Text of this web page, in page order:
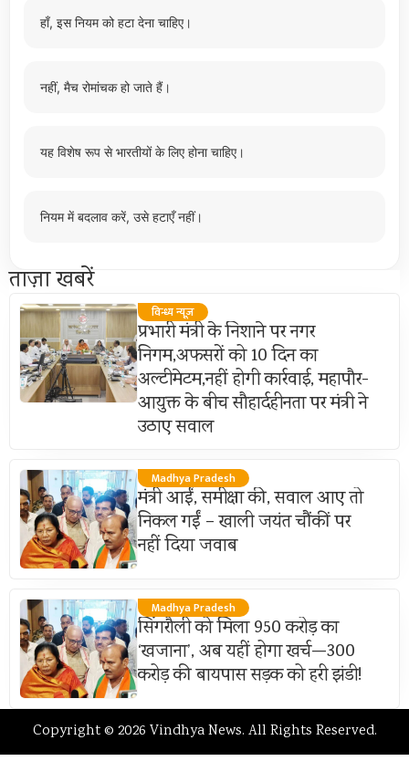
हाँ, इस नियम को हटा देना चाहिए।
नहीं, मैच रोमांचक हो जाते हैं।
यह विशेष रूप से भारतीयों के लिए होना चाहिए।
नियम में बदलाव करें, उसे हटाएँ नहीं।
ताज़ा खबरें
विन्ध्य न्यूज़
प्रभारी मंत्री के निशाने पर नगर
निगम,अफसरों को 10 दिन का
अल्टीमेटम,नहीं होगी कार्रवाई, महापौर-
आयुक्त के बीच सौहार्दहीनता पर मंत्री ने
उठाए सवाल
Madhya Pradesh
मंत्री आईं, समीक्षा की, सवाल आए तो
निकल गईं – खाली जयंत चौंकीं पर
नहीं दिया जवाब
Madhya Pradesh
सिंगरौली को मिला 950 करोड़ का
‘खजाना’, अब यहीं होगा खर्च—300
करोड़ की बायपास सड़क को हरी झंडी!
Copyright © 2026 Vindhya News. All Rights Reserved.